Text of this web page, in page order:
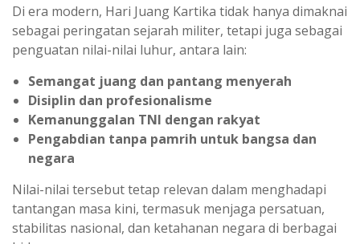
Di era modern, Hari Juang Kartika tidak hanya dimaknai
sebagai peringatan sejarah militer, tetapi juga sebagai
penguatan nilai-nilai luhur, antara lain:
Semangat juang dan pantang menyerah
Disiplin dan profesionalisme
Kemanunggalan TNI dengan rakyat
Pengabdian tanpa pamrih untuk bangsa dan
negara
Nilai-nilai tersebut tetap relevan dalam menghadapi
tantangan masa kini, termasuk menjaga persatuan,
stabilitas nasional, dan ketahanan negara di berbagai